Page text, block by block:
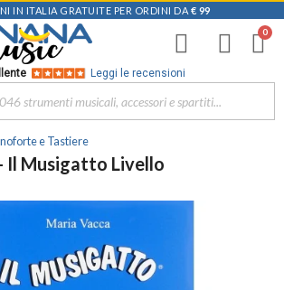
IN ITALIA GRATUITE PER ORDINI DA € 99
Leggi le recensioni
e Tastiere
Il Musigatto Livello